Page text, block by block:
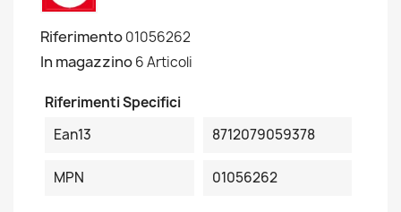
Riferimento01056262
In magazzino6 Articoli
Riferimenti Specifici
Ean13
8712079059378
MPN 01056262